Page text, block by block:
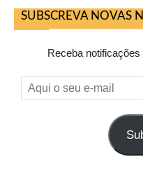
SUBSCREVA NOVAS
Receba
Aqui
o